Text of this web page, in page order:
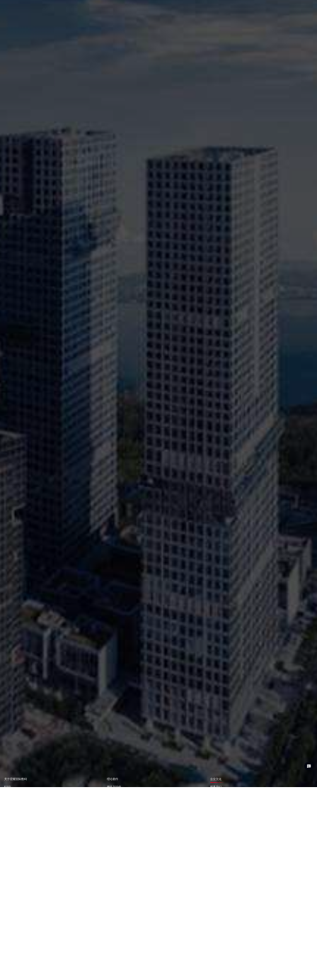
关于星耀国际数码 理论著作 企业文化
ESG 资讯与活动 联系我们